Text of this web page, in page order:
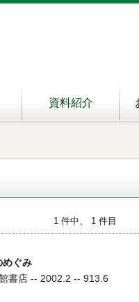
資料紹介
1 件中、 1 件目
めぐみ
書店 -- 2002.2 -- 913.6